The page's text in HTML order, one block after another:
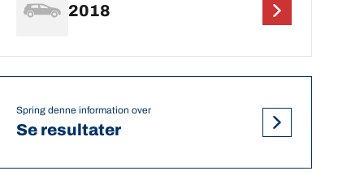
2018
Spring denne information over
Se resultater